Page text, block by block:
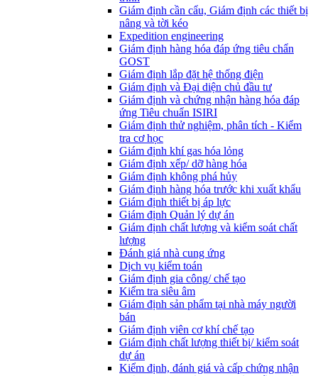
Giám định cần cẩu, Giám định các thiết bị
nâng và tời kéo
Expedition engineering
Giám định hàng hóa đáp ứng tiêu chẩn
GOST
Giám định lắp đặt hệ thống điện
Giám định và Đại diện chủ đầu tư
Giám định và chứng nhận hàng hóa đáp
ứng Tiêu chuẩn ISIRI
Giám định thử nghiệm, phân tích - Kiểm
tra cơ học
Giám định khí gas hóa lỏng
Giám định xếp/ dỡ hàng hóa
Giám định không phá hủy
Giám định hàng hóa trước khi xuất khẩu
Giám định thiết bị áp lực
Giám định Quản lý dự án
Giám định chất lượng và kiểm soát chất
lượng
Đánh giá nhà cung ứng
Dịch vụ kiểm toán
Giám định gia công/ chế tạo
Kiểm tra siêu âm
Giám định sản phẩm tại nhà máy người
bán
Giám định viên cơ khí chế tạo
Giám định chất lượng thiết bị/ kiểm soát
dự án
Kiểm định, đánh giá và cấp chứng nhận